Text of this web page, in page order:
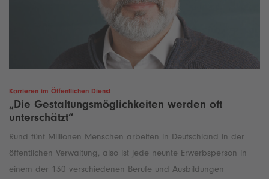
Karrieren im Öffentlichen Dienst
„Die Gestaltungsmöglichkeiten werden oft
unterschätzt“
Rund fünf Millionen Menschen arbeiten in Deutschland in der
öffentlichen Verwaltung, also ist jede neunte Erwerbsperson in
einem der 130 verschiedenen Berufe und Ausbildungen